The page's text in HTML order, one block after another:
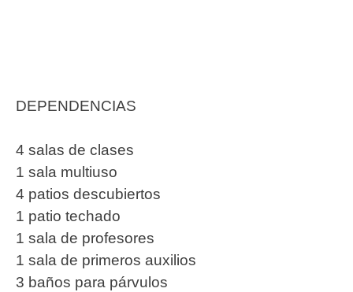
DEPENDENCIAS
4 salas de clases
1 sala multiuso
4 patios descubiertos
1 patio techado
1 sala de profesores
1 sala de primeros auxilios
3 baños para párvulos